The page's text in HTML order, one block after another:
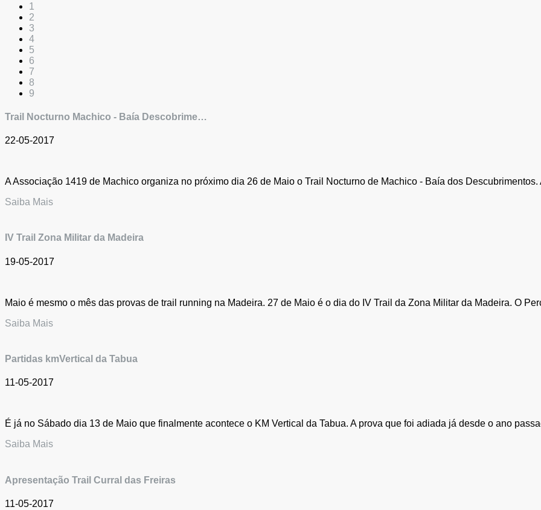
1
2
3
4
5
6
7
8
9
Trail Nocturno Machico - Baía Descobrime…
22-05-2017
A Associação 1419 de Machico organiza no próximo dia 26 de Maio o Trail Nocturno de Machico - Baía dos
Saiba Mais
IV Trail Zona Militar da Madeira
19-05-2017
Maio é mesmo o mês das provas de trail running na Madeira. 27 de Maio é o dia do IV Trail da Zona Militar da Madeira. O
Saiba Mais
Partidas kmVertical da Tabua
11-05-2017
É já no Sábado dia 13 de Maio que finalmente acontece o KM Vertical da Tabua. A prova que foi adiada já desde o ano
Saiba Mais
Apresentação Trail Curral das Freiras
11-05-2017